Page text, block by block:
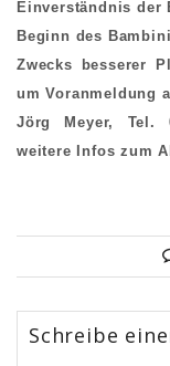
Einverständnis der
Beginn des
Zwecks besserer
um Voranmeldung
Jörg Meyer, Tel.
weitere Infos zum
Schreibe